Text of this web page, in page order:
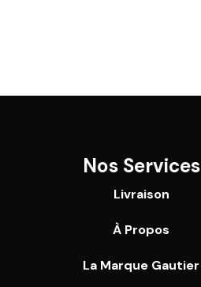
Nos Services
Livraison
À Propos
La Marque Gautier